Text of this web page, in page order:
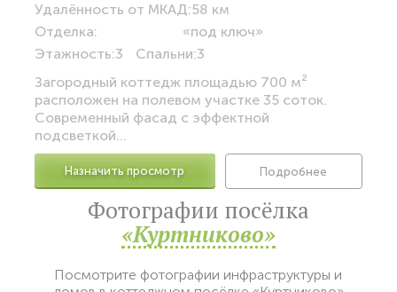
Удалённость от МКАД:58 км
Отделка:
«под ключ»
Этажность:3 Спальни:3
Загородный коттедж площадью 700 м²
расположен на полевом участке 35 соток.
Современный фасад с эффектной
подсветкой...
Назначить просмотр Подробнее
Фотографии посёлка
«Куртниково»
Посмотрите фотографии инфраструктуры и